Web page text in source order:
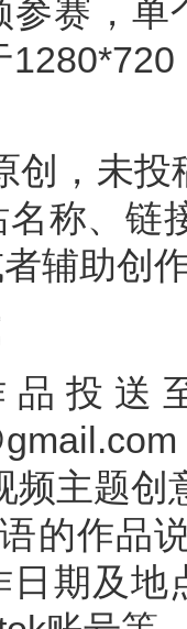
参赛，
创，未
称、链
辅助创
品投送
频主题
的作品
日期及地